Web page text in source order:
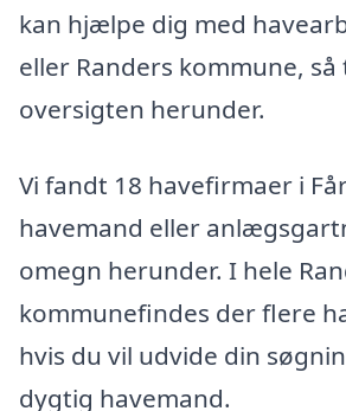
kan hjælpe dig med
eller Randers kommune, så
oversigten herunder.
Vi fandt 18 havefirmaer i
havemand eller
omegn herunder. I hele
kommunefindes der flere
hvis du vil udvide din
dygtig havemand.